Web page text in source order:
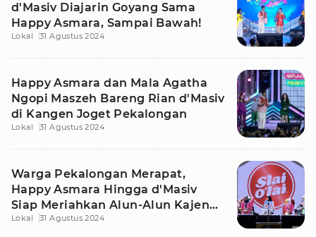
d'Masiv Diajarin Goyang Sama
Happy Asmara, Sampai Bawah!
Lokal 31 Agustus 2024
Happy Asmara dan Mala Agatha
Ngopi Maszeh Bareng Rian d'Masiv
di Kangen Joget Pekalongan
Lokal 31 Agustus 2024
Warga Pekalongan Merapat,
Happy Asmara Hingga d'Masiv
Siap Meriahkan Alun-Alun Kajen
Hari Ini
Lokal 31 Agustus 2024